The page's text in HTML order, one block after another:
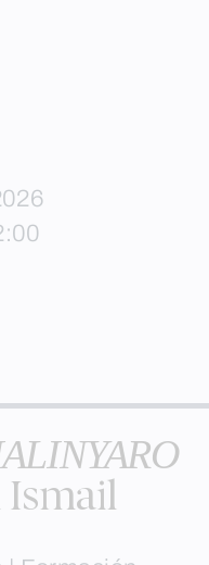
Ismail